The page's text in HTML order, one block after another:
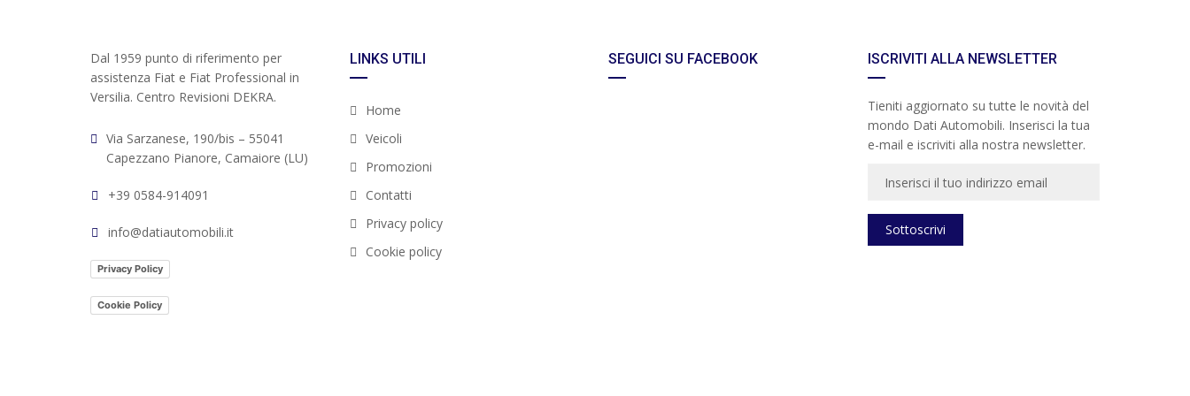
Dal 1959 punto di riferimento per
assistenza Fiat e Fiat Professional in
Versilia. Centro Revisioni DEKRA.
Via Sarzanese, 190/bis – 55041
Capezzano Pianore, Camaiore (LU)
+39 0584-914091
info@datiautomobili.it
Privacy Policy
Cookie Policy
LINKS UTILI
Home
Veicoli
Promozioni
Contatti
Privacy policy
Cookie policy
SEGUICI SU FACEBOOK ISCRIVITI ALLA NEWSLETTER
Tieniti aggiornato su tutte le novità del
mondo Dati Automobili. Inserisci la tua
e-mail e iscriviti alla nostra newsletter.
Sottoscrivi